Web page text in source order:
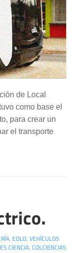
de Local
como base el
para crear un
el transporte
, EOLO, VEHÍCULOS
CIENCIA, COLCIENCIAS